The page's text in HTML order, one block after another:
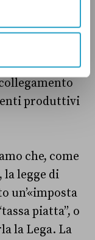
sportivi
altre ragioni,
ci si sarebbe
produttivi
che, come
legge di
un’«imposta
piatta”, o
la Lega. La